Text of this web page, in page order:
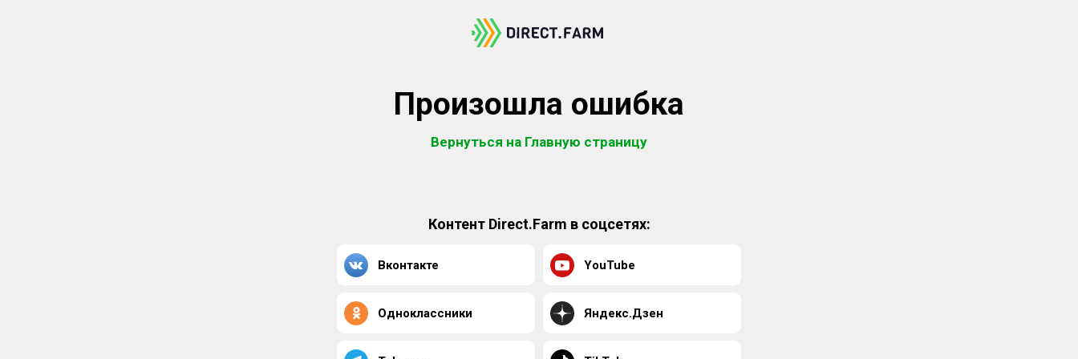
Произошла ошибка
Вернуться на Главную страницу
Контент Direct.Farm в соцсетях:
Вконтакте YouTube
Одноклассники Яндекс.Дзен